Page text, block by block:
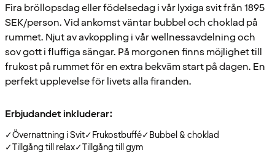
Fira bröllopsdag eller födelsedag i vår lyxiga svit från 1895
SEK/person. Vid ankomst väntar bubbel och choklad på
rummet. Njut av avkoppling i vår wellnessavdelning och
sov gott i fluffiga sängar. På morgonen finns möjlighet till
frukost på rummet för en extra bekväm start på dagen. En
perfekt upplevelse för livets alla firanden.
Erbjudandet inkluderar:
✓Övernattning i Svit✓Frukostbuffé✓Bubbel & choklad
✓Tillgång till relax✓Tillgång till gym